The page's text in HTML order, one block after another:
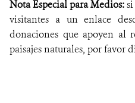
Nota Especial para Medios:
visitantes a un enlace
donaciones que apoyen al
paisajes naturales, por favor